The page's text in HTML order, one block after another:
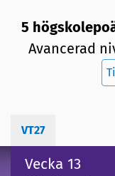
5
Avancerad
VT27
Vecka 13